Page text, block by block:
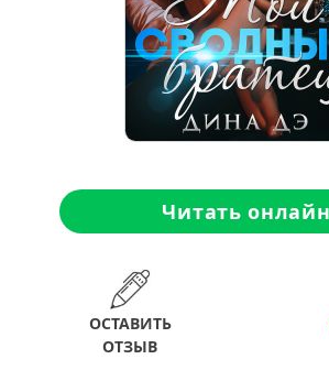
Читать онлайн
ОСТАВИТЬ
ОТЗЫВ